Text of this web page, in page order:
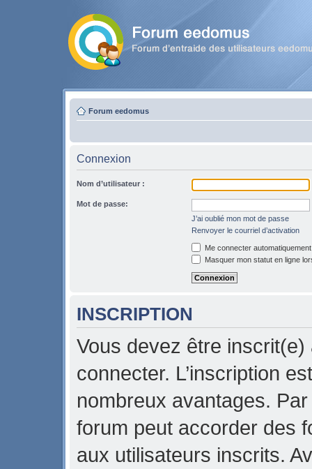
Forum eedomus
Connexion
Nom d’utilisateur :
Mot de passe:
J’ai oublié mon mot de passe
Renvoyer le courriel d’activation
Me connecter
Masquer mon statut en ligne
INSCRIPTION
Vous devez être
connecter. L’inscription
nombreux avantages.
forum peut accorder des
aux utilisateurs inscrits.